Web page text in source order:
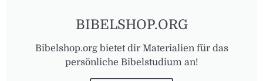
BIBELSHOP.ORG
Bibelshop.org bietet dir Materialien für das
persönliche Bibelstudium an!